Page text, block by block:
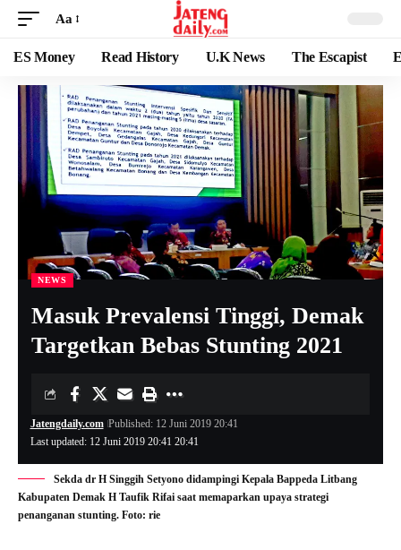
Aa
ES Money Read History U.K News The Escapist
NEWS
Masuk Prevalensi Tinggi, Demak
Targetkan Bebas Stunting 2021
Last updated: 12 Juni 2019 20:41 20:41
Jatengdaily.com Published: 12 Juni 2019 20:41
Sekda dr H Singgih Setyono didampingi Kepala Bappeda Litbang
Kabupaten Demak H Taufik Rifai saat memaparkan upaya strategi
penanganan stunting. Foto: rie